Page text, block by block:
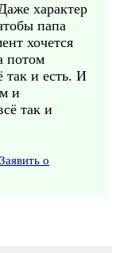
характер
папа
хочется
потом
так и есть. И
и
так и
Заявить о